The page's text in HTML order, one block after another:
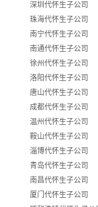
深圳代怀生子公司
珠海代怀生子公司
南宁代怀生子公司
南通代怀生子公司
徐州代怀生子公司
洛阳代怀生子公司
唐山代怀生子公司
成都代怀生子公司
温州代怀生子公司
鞍山代怀生子公司
淄博代怀生子公司
青岛代怀生子公司
南昌代怀生子公司
厦门代怀生子公司